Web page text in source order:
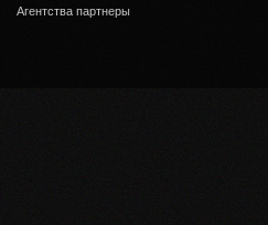
Агентства партнеры